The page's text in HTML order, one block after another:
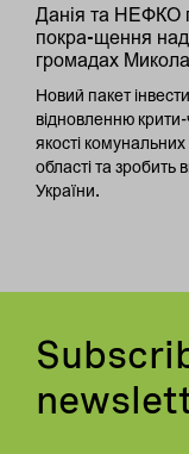
Данія та НЕФКО
покра-щення
громадах
Новий пакет
відновленню
якості
області та зробить
України.